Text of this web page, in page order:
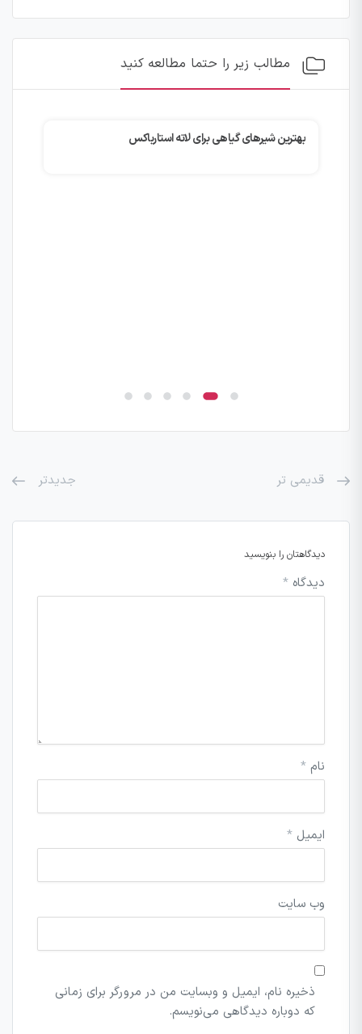
مطالب زیر را حتما مطالعه کنید
بهترین شیرهای گیاهی برای لاته استارباکس
قدیمی تر جدیدتر
دیدگاهتان را بنویسید
دیدگاه *
نام *
ایمیل *
وب‌ سایت
ذخیره نام، ایمیل و وبسایت من در مرورگر برای زمانی
که دوباره دیدگاهی می‌نویسم.